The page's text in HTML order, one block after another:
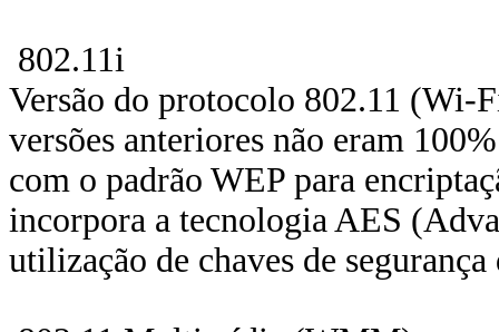
802.11i
Versão do protocolo 802.11 (Wi-
versões anteriores não eram
com o padrão WEP para
incorpora a tecnologia AES
utilização de chaves de